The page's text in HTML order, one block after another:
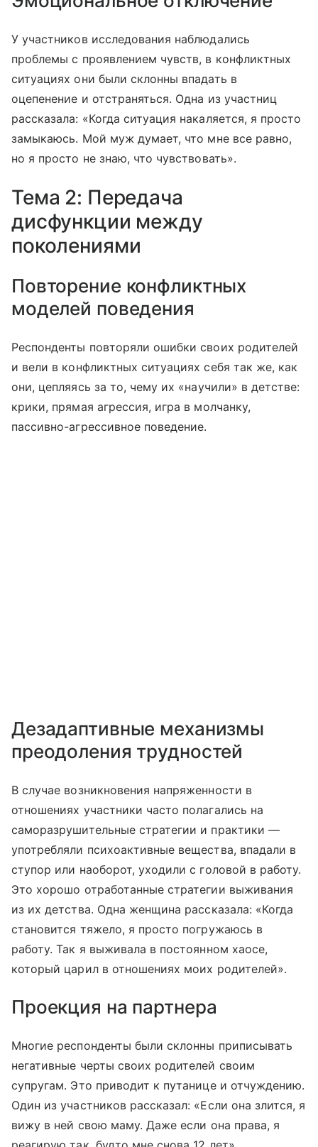
У участников исследования наблюдались
проблемы с проявлением чувств, в конфликтных
ситуациях они были склонны впадать в
оцепенение и отстраняться. Одна из участниц
рассказала: «Когда ситуация накаляется, я просто
замыкаюсь. Мой муж думает, что мне все равно,
но я просто не знаю, что чувствовать».
Тема 2: Передача
дисфункции между
поколениями
Повторение конфликтных
моделей поведения
Респонденты повторяли ошибки своих родителей
и вели в конфликтных ситуациях себя так же, как
они, цепляясь за то, чему их «научили» в детстве:
крики, прямая агрессия, игра в молчанку,
пассивно-агрессивное поведение.
Дезадаптивные механизмы
преодоления трудностей
В случае возникновения напряженности в
отношениях участники часто полагались на
саморазрушительные стратегии и практики —
употребляли психоактивные вещества, впадали в
ступор или наоборот, уходили с головой в работу.
Это хорошо отработанные стратегии выживания
из их детства. Одна женщина рассказала: «Когда
становится тяжело, я просто погружаюсь в
работу. Так я выживала в постоянном хаосе,
который царил в отношениях моих родителей».
Проекция на партнера
Многие респонденты были склонны приписывать
негативные черты своих родителей своим
супругам. Это приводит к путанице и отчуждению.
Один из участников рассказал: «Если она злится, я
вижу в ней свою маму. Даже если она права, я